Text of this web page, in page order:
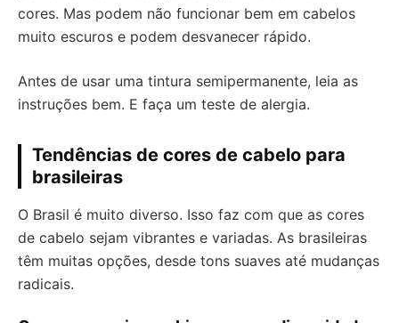
cores. Mas podem não funcionar bem em cabelos
muito escuros e podem desvanecer rápido.
Antes de usar uma tintura semipermanente, leia as
instruções bem. E faça um teste de alergia.
Tendências de cores de cabelo para
brasileiras
O Brasil é muito diverso. Isso faz com que as cores
de cabelo sejam vibrantes e variadas. As brasileiras
têm muitas opções, desde tons suaves até mudanças
radicais.